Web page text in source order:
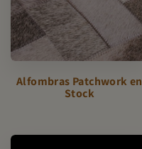
Alfombras Patchwork en
Stock